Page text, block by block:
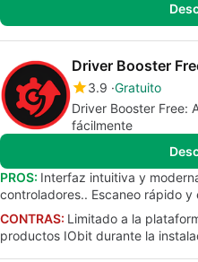
Driver Booster
3.9 Gratuito
Driver Booster Free:
fácilmente
PROS: Interfaz intuitiva y
controladores.. Escaneo rápido y
CONTRAS: Limitado a la
productos IObit durante la